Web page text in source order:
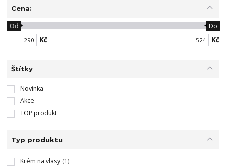
Cena:
Kč
Od Do
Kč
Štítky
Novinka
Akce
TOP produkt
Typ produktu
Krém na vlasy (1)